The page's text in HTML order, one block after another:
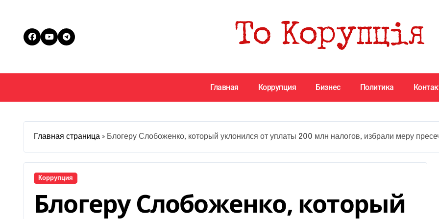
Главная Коррупция Бизнес Политика
Главная страница » Блогеру Слобоженко, который уклонился от уплаты 200 млн налогов, избрали меру
Коррупция
Блогеру Слобоженко, который